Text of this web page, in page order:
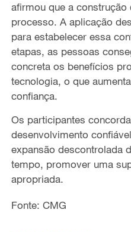
afirmou que a construção
processo. A aplicação
para estabelecer essa
etapas, as pessoas
concreta os benefícios
tecnologia, o que
confiança.
Os participantes
desenvolvimento
expansão descontrolada
tempo, promover uma
apropriada.
Fonte: CMG